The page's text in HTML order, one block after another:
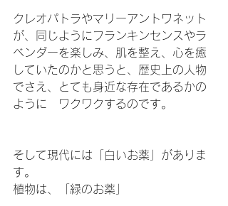
クレオパトラやマリーアントワネット
が、同じようにフランキンセンスやラ
ベンダーを楽しみ、肌を整え、心を癒
していたのかと思うと、歴史上の人物
でさえ、とても身近な存在であるかの
ように　ワクワクするのです。
そして現代には「白いお薬」がありま
す。
植物は、「緑のお薬」